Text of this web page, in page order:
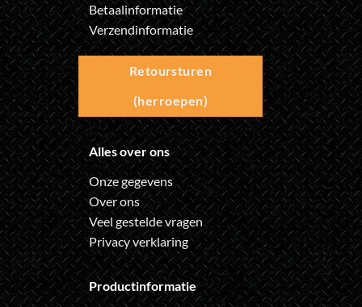
Betaalinformatie
Verzendinformatie
Retoursturen
(herroepen)
Alles over ons
Onze gegevens
Over ons
Veel gestelde vragen
Privacy verklaring
Productinformatie